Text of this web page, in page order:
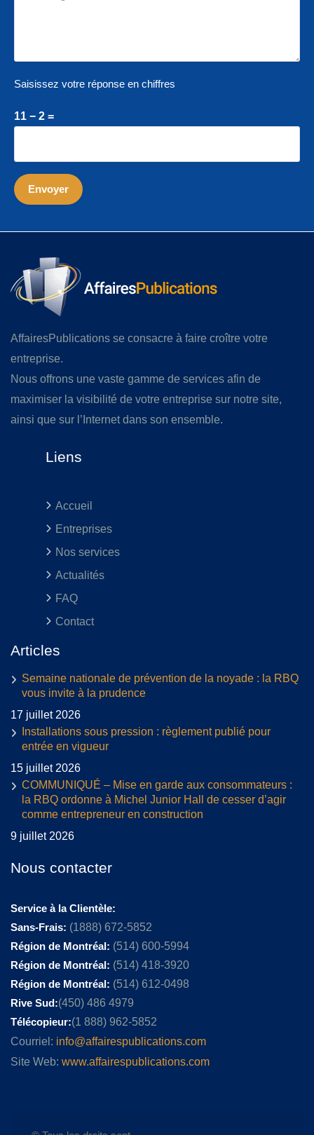
Saisissez votre réponse en chiffres
11 − 2 =
AffairesPublications se consacre à faire croître votre
entreprise.
Nous offrons une vaste gamme de services afin de
maximiser la visibilité de votre entreprise sur notre site,
ainsi que sur l’Internet dans son ensemble.
Liens
Accueil
Entreprises
Nos services
Actualités
FAQ
Contact
Articles
Semaine nationale de prévention de la noyade : la RBQ
vous invite à la prudence
17 juillet 2026
Installations sous pression : règlement publié pour
entrée en vigueur
15 juillet 2026
COMMUNIQUÉ – Mise en garde aux consommateurs :
la RBQ ordonne à Michel Junior Hall de cesser d’agir
comme entrepreneur en construction
9 juillet 2026
Nous contacter
Service à la Clientèle:
Sans-Frais: (1888) 672-5852
Région de Montréal: (514) 600-5994
Région de Montréal: (514) 418-3920
Région de Montréal: (514) 612-0498
Rive Sud:(450) 486 4979
Télécopieur:(1 888) 962-5852
Courriel: info@affairespublications.com
Site Web: www.affairespublications.com